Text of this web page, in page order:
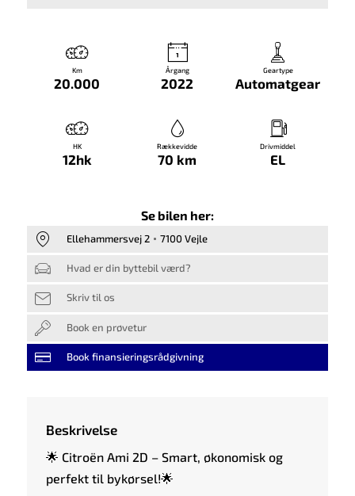
Km
20.000
Årgang
2022
Geartype
Automatgear
HK
12hk
Rækkevidde
70 km
Drivmiddel
EL
Se bilen her:
Ellehammersvej 2 7100 Vejle
Hvad er din byttebil værd?
Skriv til os
Book en prøvetur
Book finansieringsrådgivning
Beskrivelse
🌟 Citroën Ami 2D – Smart, økonomisk og
perfekt til bykørsel!🌟